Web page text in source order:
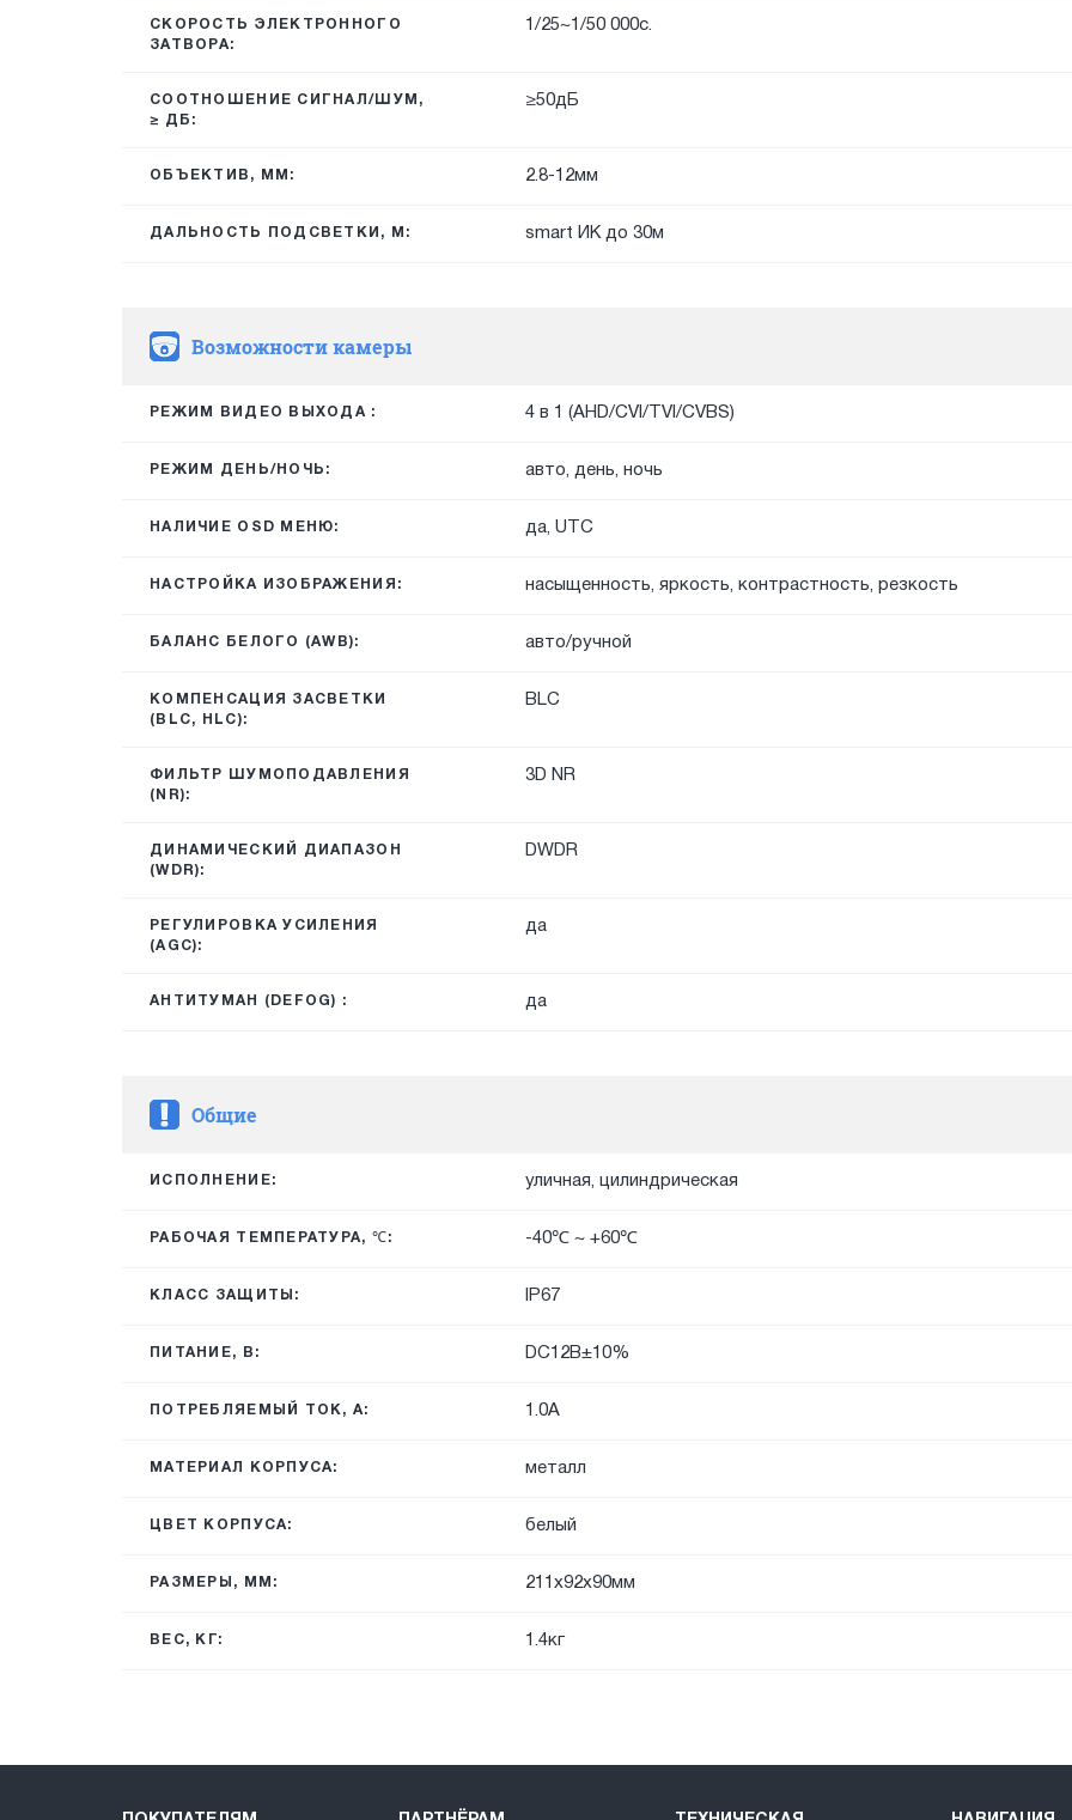
СКОРОСТЬ ЭЛЕКТРОННОГО
ЗАТВОРА:
1/25~1/50 000с.
СООТНОШЕНИЕ СИГНАЛ/ШУМ,
≥ ДБ:
≥50дБ
ОБЪЕКТИВ, ММ: 2.8-12мм
ДАЛЬНОСТЬ ПОДСВЕТКИ, М: smart ИК до 30м
Возможности камеры
РЕЖИМ ВИДЕО ВЫХОДА : 4 в 1 (AHD/CVI/TVI/CVBS)
РЕЖИМ ДЕНЬ/НОЧЬ: авто, день, ночь
НАЛИЧИЕ OSD МЕНЮ: да, UTC
НАСТРОЙКА ИЗОБРАЖЕНИЯ: насыщенность, яркость, контрастность, резкость
БАЛАНС БЕЛОГО (AWB): авто/ручной
КОМПЕНСАЦИЯ ЗАСВЕТКИ
(BLC, HLC):
BLC
ФИЛЬТР ШУМОПОДАВЛЕНИЯ
(NR):
3D NR
ДИНАМИЧЕСКИЙ ДИАПАЗОН
(WDR):
DWDR
РЕГУЛИРОВКА УСИЛЕНИЯ
(AGC):
да
АНТИТУМАН (DEFOG) : да
Общие
ИСПОЛНЕНИЕ: уличная, цилиндрическая
РАБОЧАЯ ТЕМПЕРАТУРА, ℃: -40℃ ~ +60℃
КЛАСС ЗАЩИТЫ: IP67
ПИТАНИЕ, В: DC12В±10%
ПОТРЕБЛЯЕМЫЙ ТОК, А: 1.0А
МАТЕРИАЛ КОРПУСА: металл
ЦВЕТ КОРПУСА: белый
РАЗМЕРЫ, ММ: 211x92х90мм
ВЕС, КГ: 1.4кг